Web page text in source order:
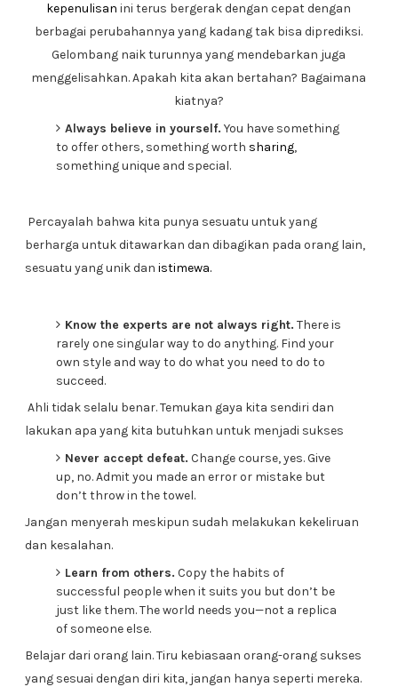
kepenulisan ini terus bergerak dengan cepat dengan
berbagai perubahannya yang kadang tak bisa diprediksi.
Gelombang naik turunnya yang mendebarkan juga
menggelisahkan. Apakah kita akan bertahan? Bagaimana
kiatnya?
Always believe in yourself. You have something
to offer others, something worth sharing,
something unique and special.
Percayalah bahwa kita punya sesuatu untuk yang
berharga untuk ditawarkan dan dibagikan pada orang lain,
sesuatu yang unik dan istimewa.
Know the experts are not always right. There is
rarely one singular way to do anything. Find your
own style and way to do what you need to do to
succeed.
Ahli tidak selalu benar. Temukan gaya kita sendiri dan
lakukan apa yang kita butuhkan untuk menjadi sukses
Never accept defeat. Change course, yes. Give
up, no. Admit you made an error or mistake but
don’t throw in the towel.
Jangan menyerah meskipun sudah melakukan kekeliruan
dan kesalahan.
Learn from others. Copy the habits of
successful people when it suits you but don’t be
just like them. The world needs you—not a replica
of someone else.
Belajar dari orang lain. Tiru kebiasaan orang-orang sukses
yang sesuai dengan diri kita, jangan hanya seperti mereka.